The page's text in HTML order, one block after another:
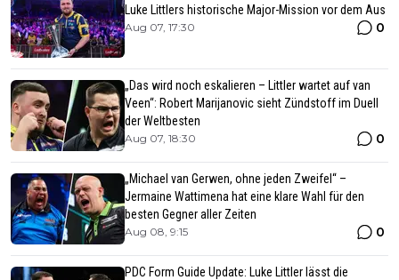
Luke Littlers historische Major-Mission vor dem Aus
Aug 07, 17:30 0
„Das wird noch eskalieren – Littler wartet auf van
Veen“: Robert Marijanovic sieht Zündstoff im Duell
der Weltbesten
Aug 07, 18:30 0
„Michael van Gerwen, ohne jeden Zweifel“ –
Jermaine Wattimena hat eine klare Wahl für den
besten Gegner aller Zeiten
Aug 08, 9:15 0
PDC Form Guide Update: Luke Littler lässt die